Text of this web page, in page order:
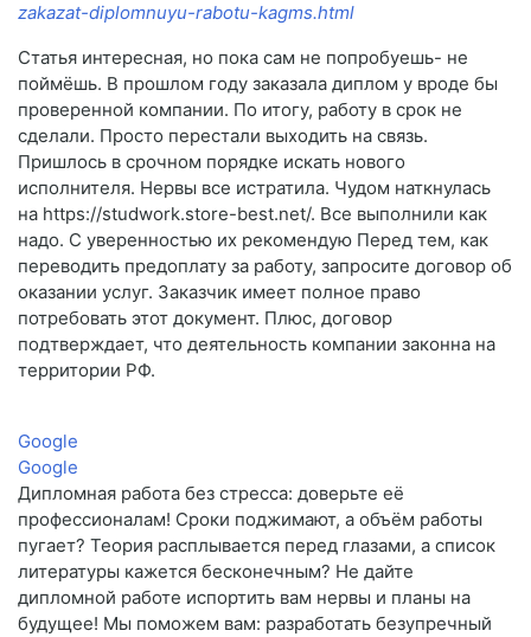
zakazat-diplomnuyu-rabotu-kagms.html
Статья интересная, но пока сам не попробуешь- не
поймёшь. В прошлом году заказала диплом у вроде бы
проверенной компании. По итогу, работу в срок не
сделали. Просто перестали выходить на связь.
Пришлось в срочном порядке искать нового
исполнителя. Нервы все истратила. Чудом наткнулась
на https://studwork.store-best.net/. Все выполнили как
надо. С уверенностью их рекомендую Перед тем, как
переводить предоплату за работу, запросите договор об
оказании услуг. Заказчик имеет полное право
потребовать этот документ. Плюс, договор
подтверждает, что деятельность компании законна на
территории РФ.
Google
Google
Дипломная работа без стресса: доверьте её
профессионалам! Сроки поджимают, а объём работы
пугает? Теория расплывается перед глазами, а список
литературы кажется бесконечным? Не дайте
дипломной работе испортить вам нервы и планы на
будущее! Мы поможем вам: разработать безупречный